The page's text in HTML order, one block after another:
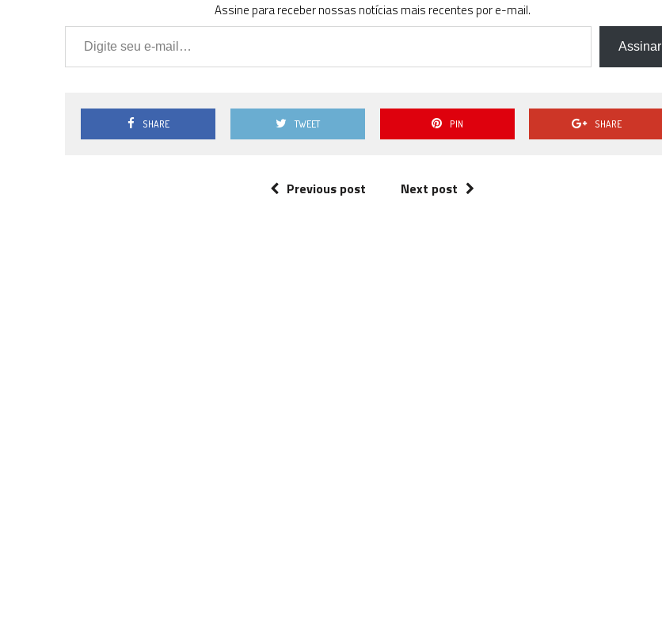
Assine para receber nossas notícias mais recentes por e-mail.
Digite seu e-mail…
Assinar
SHARE TWEET PIN SHARE
Previous post Next post